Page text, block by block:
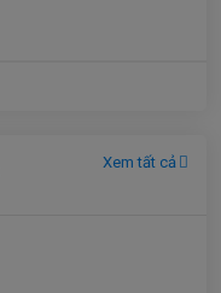
Xem tất cả